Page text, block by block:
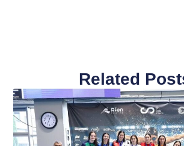
Related